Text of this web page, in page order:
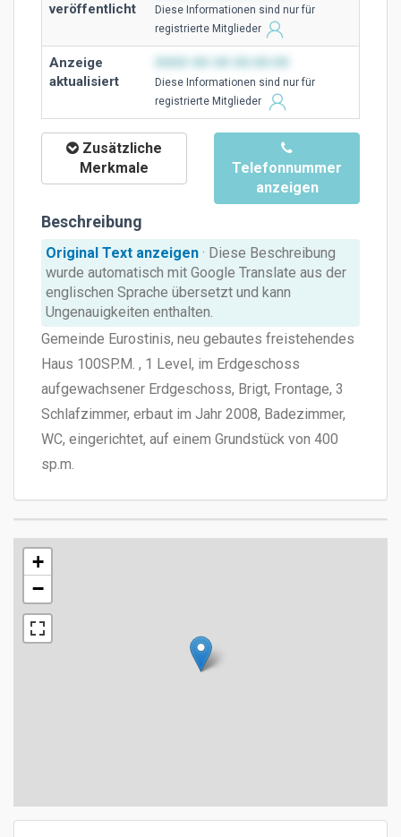
veröffentlicht
Diese Ιnformationen sind nur für
registrierte Mitglieder
Anzeige
aktualisiert
Diese Ιnformationen sind nur für
registrierte Mitglieder
Zusätzliche
Merkmale
Telefonnummer
anzeigen
Beschreibung
Original Text anzeigen · Diese Beschreibung
wurde automatisch mit Google Translate aus der
englischen Sprache übersetzt und kann
Ungenauigkeiten enthalten.
Gemeinde Eurostinis, neu gebautes freistehendes
Haus 100SP.M. , 1 Level, im Erdgeschoss
aufgewachsener Erdgeschoss, Brigt, Frontage, 3
Schlafzimmer, erbaut im Jahr 2008, Badezimmer,
WC, eingerichtet, auf einem Grundstück von 400
sp.m.
+
−